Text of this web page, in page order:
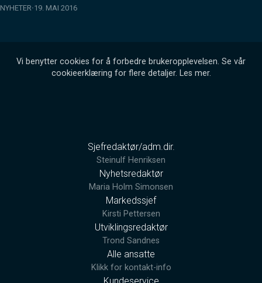
NYHETER 19. MAI 2016
Vi benytter cookies for å forbedre brukeropplevelsen. Se vår
cookieerklæring for flere detaljer. Les mer.
Sjefredaktør/adm.dir.
Steinulf Henriksen
Nyhetsredaktør
Maria Holm Simonsen
Markedssjef
Kirsti Pettersen
Utviklingsredaktør
Trond Sandnes
Alle ansatte
Klikk for kontakt-info